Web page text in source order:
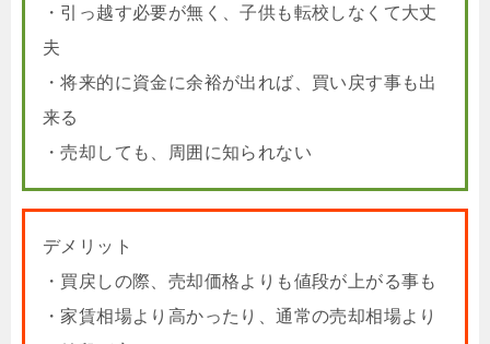
・引っ越す必要が無く、子供も転校しなくて大丈
夫
・将来的に資金に余裕が出れば、買い戻す事も出
来る
・売却しても、周囲に知られない
デメリット
・買戻しの際、売却価格よりも値段が上がる事も
・家賃相場より高かったり、通常の売却相場より